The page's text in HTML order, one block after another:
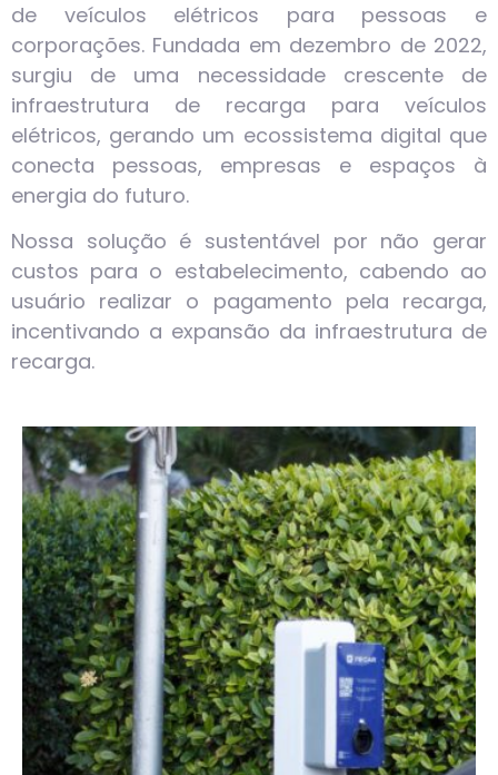
de veículos elétricos para pessoas e
corporações. Fundada em dezembro de 2022,
surgiu de uma necessidade crescente de
infraestrutura de recarga para veículos
elétricos, gerando um ecossistema digital que
conecta pessoas, empresas e espaços à
energia do futuro.
Nossa solução é sustentável por não gerar
custos para o estabelecimento, cabendo ao
usuário realizar o pagamento pela recarga,
incentivando a expansão da infraestrutura de
recarga.